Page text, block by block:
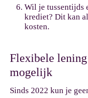
Wil je tussentijds
krediet? Dit kan
kosten.
Flexibele
mogelijk
Sinds 2022 kun je